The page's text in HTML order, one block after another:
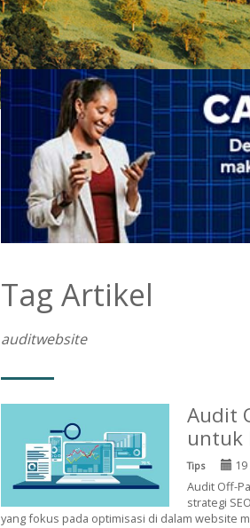
Tag Artikel
auditwebsite
Audit
untuk
Tips
Audit Off-
strategi
yang fokus pada optimisasi di dalam website